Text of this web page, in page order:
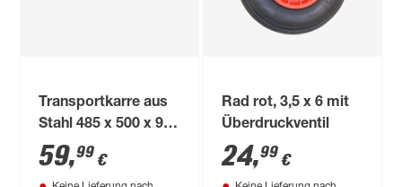
Transportkarre aus
Stahl 485 x 500 x 995
mm
59,99 €
Rad rot, 3,5 x 6 mit
Überdruckventil
24,99 €